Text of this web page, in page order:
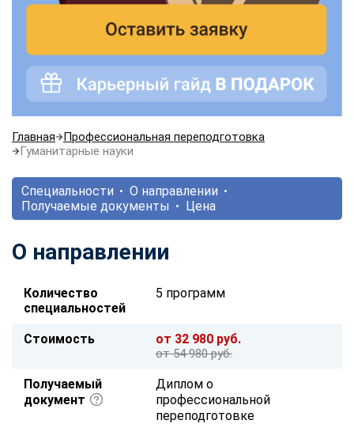
Главная
Профессиональная переподготовка
Гуманитарные науки
Специальности
О направлении
Получаемые документы
Цена
О направлении
Количество
специальностей
5 программ
Стоимость от 32 980 руб.
от 54 980 руб.
Получаемый
документ
Диплом о
профессиональной
переподготовке